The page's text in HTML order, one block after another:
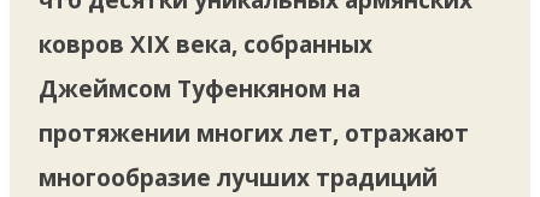
ковров XIX века, собранных
Джеймсом Туфенкяном на
протяжении многих лет, отражают
многообразие лучших традиций